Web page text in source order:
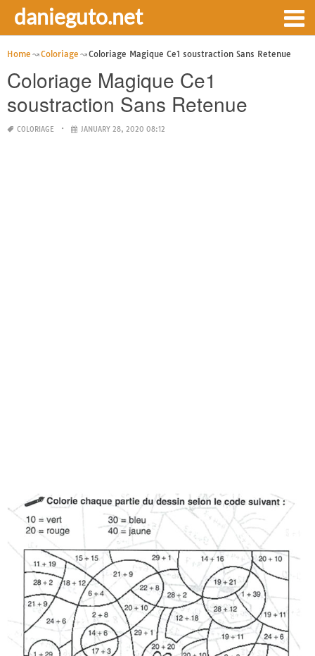
danieguto.net
Home Coloriage Coloriage Magique Ce1 soustraction Sans Retenue
Coloriage Magique Ce1
soustraction Sans Retenue
COLORIAGE JANUARY 28, 2020 08:12